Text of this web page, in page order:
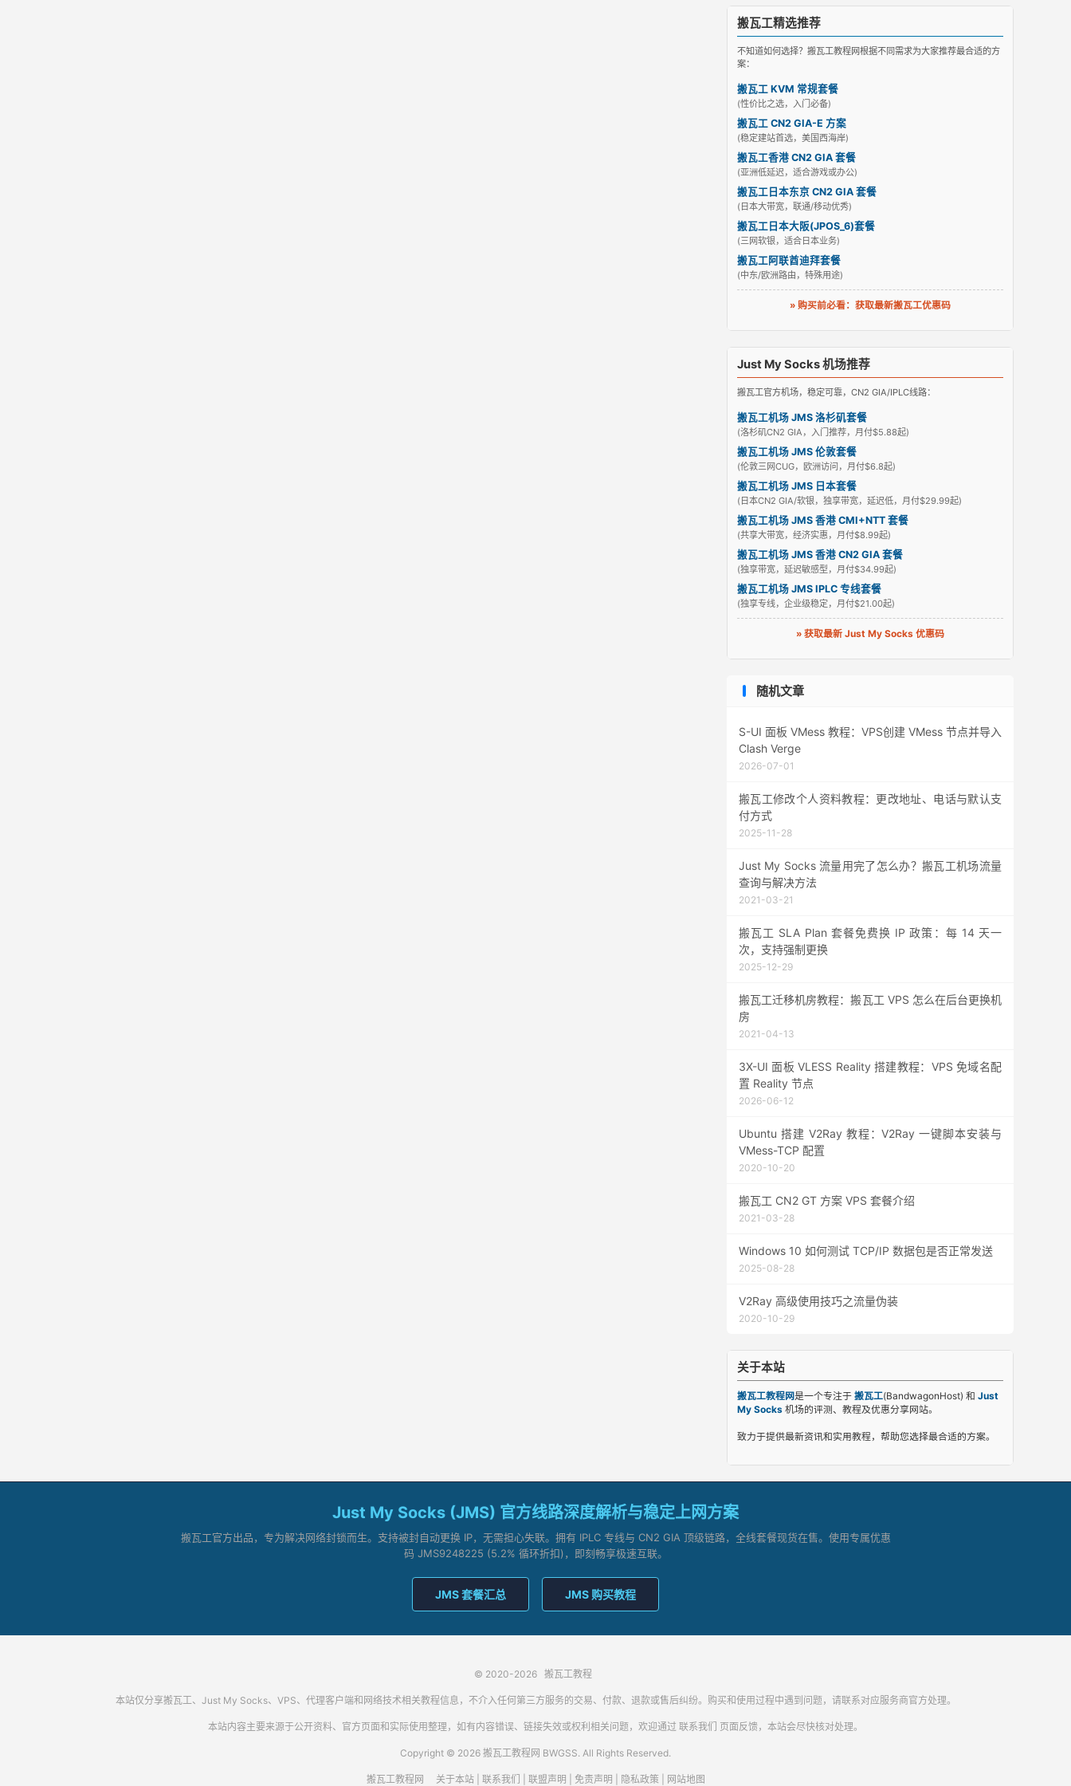
搬瓦工精选推荐
不知道如何选择？搬瓦工教程网根据不同需求为大家推荐最合适的方
案：
搬瓦工 KVM 常规套餐
(性价比之选，入门必备)
搬瓦工 CN2 GIA-E 方案
(稳定建站首选，美国西海岸)
搬瓦工香港 CN2 GIA 套餐
(亚洲低延迟，适合游戏或办公)
搬瓦工日本东京 CN2 GIA 套餐
(日本大带宽，联通/移动优秀)
搬瓦工日本大阪(JPOS_6)套餐
(三网软银，适合日本业务)
搬瓦工阿联酋迪拜套餐
(中东/欧洲路由，特殊用途)
» 购买前必看：获取最新搬瓦工优惠码
Just My Socks 机场推荐
搬瓦工官方机场，稳定可靠，CN2 GIA/IPLC线路：
搬瓦工机场 JMS 洛杉矶套餐
(洛杉矶CN2 GIA，入门推荐，月付$5.88起)
搬瓦工机场 JMS 伦敦套餐
(伦敦三网CUG，欧洲访问，月付$6.8起)
搬瓦工机场 JMS 日本套餐
(日本CN2 GIA/软银，独享带宽，延迟低，月付$29.99起)
搬瓦工机场 JMS 香港 CMI+NTT 套餐
(共享大带宽，经济实惠，月付$8.99起)
搬瓦工机场 JMS 香港 CN2 GIA 套餐
(独享带宽，延迟敏感型，月付$34.99起)
搬瓦工机场 JMS IPLC 专线套餐
(独享专线，企业级稳定，月付$21.00起)
» 获取最新 Just My Socks 优惠码
随机文章
S-UI 面板 VMess 教程：VPS创建 VMess 节点并导入
Clash Verge
2026-07-01
搬瓦工修改个人资料教程：更改地址、电话与默认支
付方式
2025-11-28
Just My Socks 流量用完了怎么办？搬瓦工机场流量
查询与解决方法
2021-03-21
搬瓦工 SLA Plan 套餐免费换 IP 政策：每 14 天一
次，支持强制更换
2025-12-29
搬瓦工迁移机房教程：搬瓦工 VPS 怎么在后台更换机
房
2021-04-13
3X-UI 面板 VLESS Reality 搭建教程：VPS 免域名配
置 Reality 节点
2026-06-12
Ubuntu 搭建 V2Ray 教程：V2Ray 一键脚本安装与
VMess-TCP 配置
2020-10-20
搬瓦工 CN2 GT 方案 VPS 套餐介绍
2021-03-28
Windows 10 如何测试 TCP/IP 数据包是否正常发送
2025-08-28
V2Ray 高级使用技巧之流量伪装
2020-10-29
关于本站
搬瓦工教程网是一个专注于 搬瓦工(BandwagonHost) 和 Just
My Socks 机场的评测、教程及优惠分享网站。
致力于提供最新资讯和实用教程，帮助您选择最合适的方案。
Just My Socks (JMS) 官方线路深度解析与稳定上网方案
搬瓦工官方出品，专为解决网络封锁而生。支持被封自动更换 IP，无需担心失联。拥有 IPLC 专线与 CN2 GIA 顶级链路，全线套餐现货在售。使用专属优惠
码 JMS9248225 (5.2% 循环折扣)，即刻畅享极速互联。
JMS 套餐汇总 JMS 购买教程
© 2020-2026 搬瓦工教程
本站仅分享搬瓦工、Just My Socks、VPS、代理客户端和网络技术相关教程信息，不介入任何第三方服务的交易、付款、退款或售后纠纷。购买和使用过程中遇到问题，请联系对应服务商官方处理。
本站内容主要来源于公开资料、官方页面和实际使用整理，如有内容错误、链接失效或权利相关问题，欢迎通过 联系我们 页面反馈，本站会尽快核对处理。
Copyright © 2026 搬瓦工教程网 BWGSS. All Rights Reserved.
搬瓦工教程网 关于本站| 联系我们 联盟声明 免责声明 隐私政策 网站地图